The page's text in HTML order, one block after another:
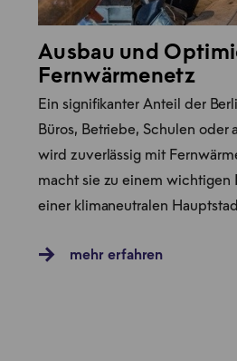
Ausbau und
Fernwärmenetz
Ein signifikanter Anteil der
Büros, Betriebe, Schulen oder
wird zuverlässig mit
macht sie zu einem wichtigen
einer klimaneutralen
mehr erfahren